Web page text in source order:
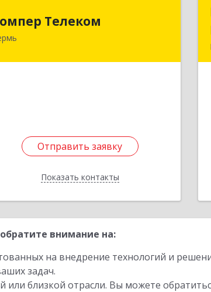
Телеком
Отправить заявку
Показать контакты
Отправить заявку
Назад
внимание на:
на внедрение технологий и
задач.
близкой отрасли. Вы можете